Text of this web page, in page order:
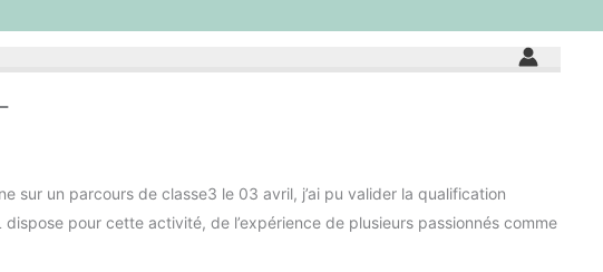
sur un parcours de classe3 le 03 avril, j’ai pu valider la qualification
pour cette activité, de l’expérience de plusieurs passionnés comme